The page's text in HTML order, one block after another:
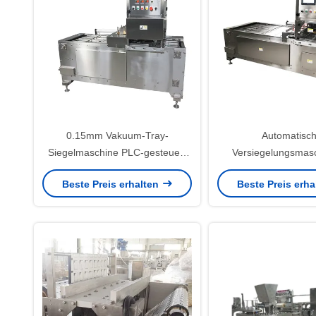
0.15mm Vakuum-Tray-
Siegelmaschine PLC-gesteuert
für Lammfleisch
Beste Preis erhalten
Edelstahl
Beste Preis